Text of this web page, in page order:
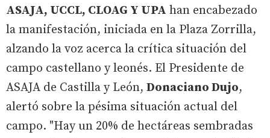
ASAJA, UCCL, CLOAG Y UPA han encabezado
la manifestación, iniciada en la Plaza Zorrilla,
alzando la voz acerca la crítica situación del
campo castellano y leonés. El Presidente de
ASAJA de Castilla y León, Donaciano Dujo,
alertó sobre la pésima situación actual del
campo. "Hay un 20% de hectáreas sembradas